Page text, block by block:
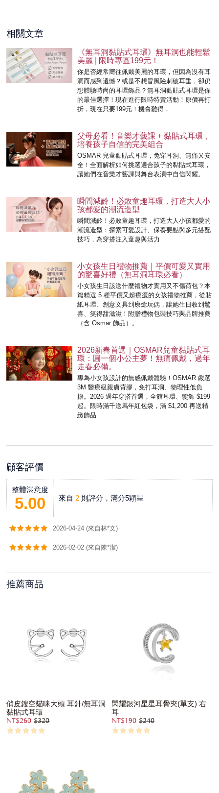
相關文章
《無耳洞黏貼式耳環》無耳洞也能輕鬆
美麗 | 限時專區199元！
你是否經常嚮往佩戴美麗的耳環，但因為沒有耳
洞而感到遺憾？或是不想冒風險刺破耳垂，卻仍
想體驗時尚的耳環飾品？無耳洞黏貼式耳環是你
的最佳選擇！現在進行限時特賣活動！原價再打
折，現在只要199元！機會難得，
父母必看！音樂才藝課 + 黏貼式耳環，
培養孩子自信的完美組合
OSMAR 兒童黏貼式耳環，免穿耳洞、無痛又安
全！全面解析如何挑選適合孩子的黏貼式耳環，
讓她們在音樂才藝課與舞台表演中自信閃耀。
瞬間減齡！必敗童趣耳環，打造大人小
孩都愛的潮流造型
瞬間減齡！必敗童趣耳環，打造大人小孩都愛的
潮流造型：探索可愛設計、保養要點與多元搭配
技巧，為穿搭注入童趣與活力
小女孩生日禮物推薦｜平價可愛又實用
的驚喜好禮（無耳洞耳環必看）
小女孩生日該送什麼禮物才實用又不傷荷包？本
篇精選 5 種平價又超療癒的女孩禮物推薦，從貼
紙耳環、創意文具到療癒玩偶，讓她生日收到驚
喜、笑得甜滋滋！附贈禮物包裝技巧與品牌推薦
（含 Osmar 飾品）。
2026新春首選｜OSMAR兒童黏貼式耳
環：圓一個小公主夢！無痛佩戴，過年
走春必備。
專為小女孩設計的無感佩戴體驗！OSMAR 嚴選
3M 醫療級親膚背膠，免打耳洞、物理性低負
擔。2026 過年穿搭首選，全館耳環、髮飾 $199
起。限時滿千送馬年紅包袋，滿 $1,200 再送精
緻飾品
顧客評價
整體滿意度
5.00 來自 2 則評分，滿分5顆星
2026-04-24 (來自林*文)
2026-02-02 (來自陳*潔)
推薦商品
俏皮鏤空貓咪大頭 耳針/無耳洞
黏貼式耳環
NT$260 $320
閃耀銀河星星耳骨夾(單支) 右
耳
NT$190 $240